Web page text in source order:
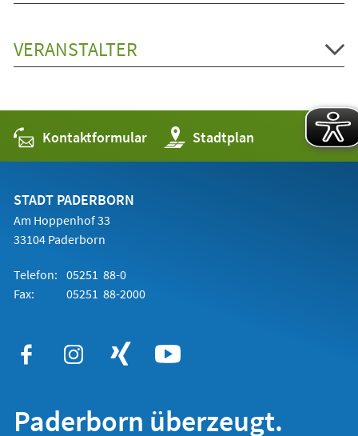
VERANSTALTER
Kontaktformular Stadtplan
(Öffnet
in
einem
STADT PADERBORN
Am Hoppenhof 33
33104 Paderborn
Telefon: 05251 88-0
Fax:
05251 88-2000
Paderborn überzeugt.